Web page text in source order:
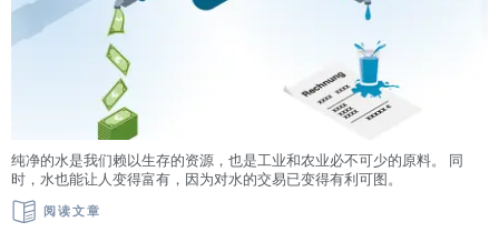
纯净的水是我们赖以生存的资源，也是工业和农业必不可少的原料。 同
时，水也能让人变得富有，因为对水的交易已变得有利可图。
阅读文章